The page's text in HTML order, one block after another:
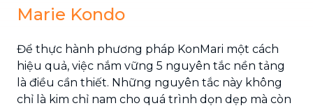
Marie Kondo
Để thực hành phương pháp KonMari một cách
hiệu quả, việc nắm vững 5 nguyên tắc nền tảng
là điều cần thiết. Những nguyên tắc này không
chỉ là kim chỉ nam cho quá trình dọn dẹp mà còn